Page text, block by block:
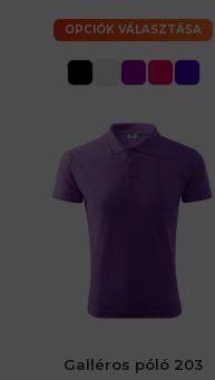
OPCIÓK VÁLASZTÁSA
Galléros póló 203